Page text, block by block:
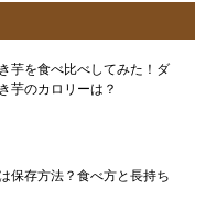
芋を食べ比べしてみた！ダ
芋のカロリーは？
保存方法？食べ方と長持ち